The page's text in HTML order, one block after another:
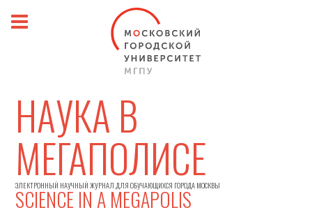
НАУКА В
МЕГАПОЛИСЕ
ЭЛЕКТРОННЫЙ НАУЧНЫЙ ЖУРНАЛ ДЛЯ ОБУЧАЮЩИХСЯ ГОРОДА МОСКВЫ
SCIENCE IN A MEGAPOLIS